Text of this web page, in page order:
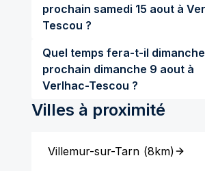
prochain samedi 15 aout à Verlhac-
Tescou ?
Quel temps fera-t-il dimanche
prochain dimanche 9 aout à
Verlhac-Tescou ?
Villes à proximité
Villemur-sur-Tarn (8km)